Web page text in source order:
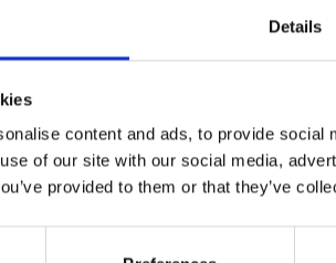
Details
content and ads, to provide
of our site with our social media,
provided to them or that they’ve